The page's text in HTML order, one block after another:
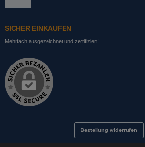
SICHER EINKAUFEN
Mehrfach ausgezeichnet und zertifiziert!
Bestellung widerrufen